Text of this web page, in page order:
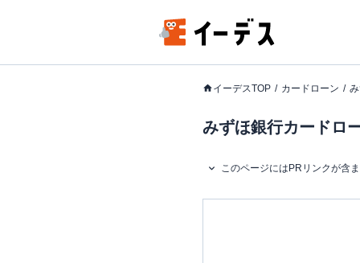
イーデスTOP カードローン
みずほ銀行カードロ
このページにはPRリンクが含